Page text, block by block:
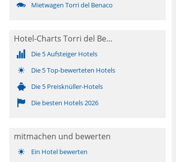
Mietwagen Torri del Benaco
Hotel-Charts Torri del Be...
Die 5 Aufsteiger Hotels
Die 5 Top-bewerteten Hotels
Die 5 Preisknüller-Hotels
Die besten Hotels 2026
mitmachen und bewerten
Ein Hotel bewerten